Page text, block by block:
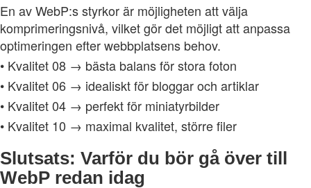
En av WebP:s styrkor är möjligheten att välja
komprimeringsnivå, vilket gör det möjligt att anpassa
optimeringen efter webbplatsens behov.
• Kvalitet 08 → bästa balans för stora foton
• Kvalitet 06 → idealiskt för bloggar och artiklar
• Kvalitet 04 → perfekt för miniatyrbilder
• Kvalitet 10 → maximal kvalitet, större filer
Slutsats: Varför du bör gå över till
WebP redan idag